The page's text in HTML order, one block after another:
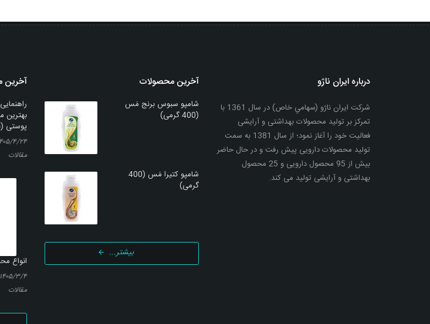
آخرین
پوستی
۱۴۰۵/۴/
مقالات
انواع
۱۴۰۵/۳/۴
مقالات
آخرین محصولات
شامپو سبوس برنج مَس
(400 گرمی)
شامپو کتیرا مَس (400
گرمی)
بیشتر...
درباره ایران ناژو
شرکت ایران ناژو (سهامي خاص) در سال 1361 با
تمرکز بر تولید محصولات بهداشتی و آرایشی
فعالیت خود را آغاز نمود؛ از سال 1381 به سمت
تولید محصولات دارویی پیش رفت و در حال حاضر
بیش از 95 محصول دارویی و 25 محصول
بهداشتی و آرایشی تولید می کند.